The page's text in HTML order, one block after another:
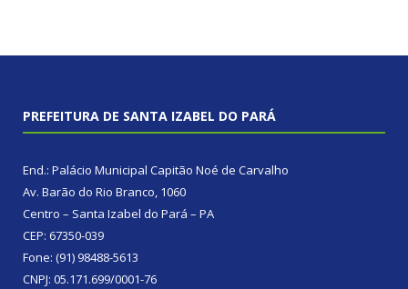
PREFEITURA DE SANTA IZABEL DO PARÁ
End.: Palácio Municipal Capitão Noé de Carvalho
Av. Barão do Rio Branco, 1060
Centro – Santa Izabel do Pará – PA
CEP: 67350-039
Fone: (91) 98488-5613
CNPJ: 05.171.699/0001-76